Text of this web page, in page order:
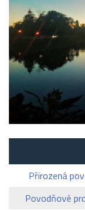
Přirozená
Povodňové